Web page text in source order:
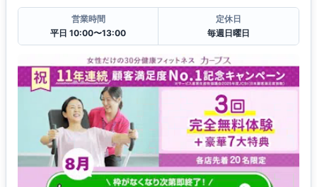
営業時間
平日 10:00〜13:00
定休日
毎週日曜日